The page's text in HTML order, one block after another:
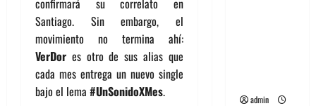
Santiago. Sin embargo, el
movimiento no termina ahí:
VerDor es otro de sus alias que
cada mes entrega un nuevo single
bajo el lema #UnSonidoXMes.
admin